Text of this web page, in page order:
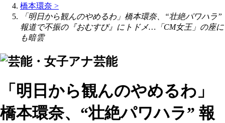
橋本環奈 >
「明日から観んのやめるわ」橋本環奈、“壮絶パワハラ”
報道で不振の『おむすび』にトドメ…「CM女王」の座に
も暗雲
芸能
「明日から観んのやめるわ」
橋本環奈、“壮絶パワハラ” 報